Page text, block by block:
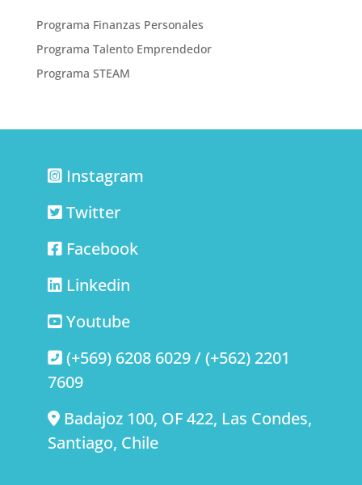
Programa Finanzas Personales
Programa Talento Emprendedor
Programa STEAM
Instagram
Twitter
Facebook
Linkedin
Youtube
(+569) 6208 6029 / (+562) 2201
7609
Badajoz 100, OF 422, Las Condes,
Santiago, Chile